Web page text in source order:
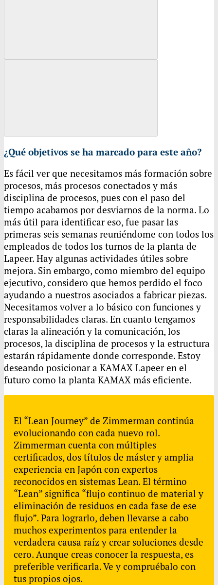
¿Qué objetivos se ha marcado para este año?
Es fácil ver que necesitamos más formación sobre
procesos, más procesos conectados y más
disciplina de procesos, pues con el paso del
tiempo acabamos por desviarnos de la norma. Lo
más útil para identificar eso, fue pasar las
primeras seis semanas reuniéndome con todos los
empleados de todos los turnos de la planta de
Lapeer. Hay algunas actividades útiles sobre
mejora. Sin embargo, como miembro del equipo
ejecutivo, considero que hemos perdido el foco
ayudando a nuestros asociados a fabricar piezas.
Necesitamos volver a lo básico con funciones y
responsabilidades claras. En cuanto tengamos
claras la alineación y la comunicación, los
procesos, la disciplina de procesos y la estructura
estarán rápidamente donde corresponde. Estoy
deseando posicionar a KAMAX Lapeer en el
futuro como la planta KAMAX más eficiente.
El “Lean Journey” de Zimmerman continúa
evolucionando con cada nuevo rol.
Zimmerman cuenta con múltiples
certificados, dos títulos de máster y amplia
experiencia en Japón con expertos
reconocidos en sistemas Lean. El término
“Lean” significa “flujo continuo de material y
eliminación de residuos en cada fase de ese
flujo”. Para lograrlo, deben llevarse a cabo
muchos experimentos para entender la
verdadera causa raíz y crear soluciones desde
cero. Aunque creas conocer la respuesta, es
preferible verificarla. Ve y compruébalo con
tus propios ojos.